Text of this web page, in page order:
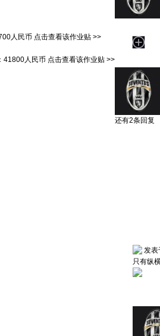
人民币 点击查看该作业贴 >>
41800人民币 点击查看该作业贴 >>
还有2条回复
发表
只有纵